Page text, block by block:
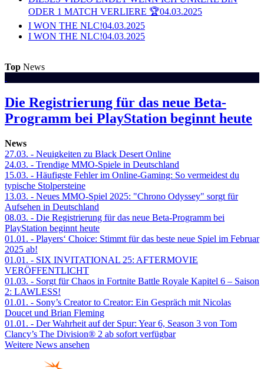
ODER 1 MATCH VERLIERE 🏆04.03.2025
I WON THE NLC!04.03.2025
I WON THE NLC!04.03.2025
Top News
Die Registrierung für das neue Beta-
Programm bei PlayStation beginnt heute
News
27.03. - Neuigkeiten zu Black Desert Online
24.03. - Trendige MMO-Spiele in Deutschland
15.03. - Häufigste Fehler im Online-Gaming: So vermeidest du
typische Stolpersteine
13.03. - Neues MMO-Spiel 2025: "Chrono Odyssey" sorgt für
Aufsehen in Deutschland
08.03. - Die Registrierung für das neue Beta-Programm bei
PlayStation beginnt heute
01.01. - Players‘ Choice: Stimmt für das beste neue Spiel im Februar
2025 ab!
01.01. - SIX INVITATIONAL 25: AFTERMOVIE
VERÖFFENTLICHT
01.03. - Sorgt für Chaos in Fortnite Battle Royale Kapitel 6 – Saison
2: LAWLESS!
01.01. - Sony’s Creator to Creator: Ein Gespräch mit Nicolas
Doucet und Brian Fleming
01.01. - Der Wahrheit auf der Spur: Year 6, Season 3 von Tom
Clancy’s The Division® 2 ab sofort verfügbar
Weitere News ansehen